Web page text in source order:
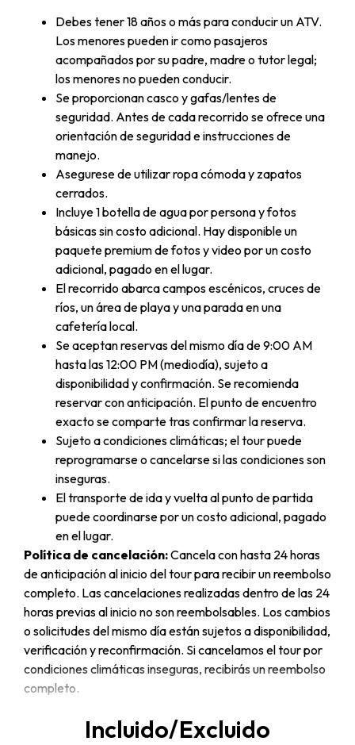
Debes tener 18 años o más para conducir un ATV.
Los menores pueden ir como pasajeros
acompañados por su padre, madre o tutor legal;
los menores no pueden conducir.
Se proporcionan casco y gafas/lentes de
seguridad. Antes de cada recorrido se ofrece una
orientación de seguridad e instrucciones de
manejo.
Asegurese de utilizar ropa cómoda y zapatos
cerrados.
Incluye 1 botella de agua por persona y fotos
básicas sin costo adicional. Hay disponible un
paquete premium de fotos y video por un costo
adicional, pagado en el lugar.
El recorrido abarca campos escénicos, cruces de
ríos, un área de playa y una parada en una
cafetería local.
Se aceptan reservas del mismo día de 9:00 AM
hasta las 12:00 PM (mediodía), sujeto a
disponibilidad y confirmación. Se recomienda
reservar con anticipación. El punto de encuentro
exacto se comparte tras confirmar la reserva.
Sujeto a condiciones climáticas; el tour puede
reprogramarse o cancelarse si las condiciones son
inseguras.
El transporte de ida y vuelta al punto de partida
puede coordinarse por un costo adicional, pagado
en el lugar.
Política de cancelación:Cancela con hasta 24 horas
de anticipación al inicio del tour para recibir un reembolso
completo. Las cancelaciones realizadas dentro de las 24
horas previas al inicio no son reembolsables. Los cambios
o solicitudes del mismo día están sujetos a disponibilidad,
verificación y reconfirmación. Si cancelamos el tour por
condiciones climáticas inseguras, recibirás un reembolso
completo.
Incluido/Excluido